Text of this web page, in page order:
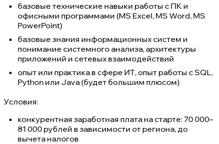
базовые технические навыки работы с ПК и
офисными программами (MS Excel, MS Word, MS
PowerPoint)
базовые знания информационных систем и
понимание системного анализа, архитектуры
приложений и сетевых взаимодействий
опыт или практика в сфере ИТ, опыт работы с SQL,
Python или Java (будет большим плюсом)
Условия:
конкурентная заработная плата на старте: 70 000–
81 000 рублей в зависимости от региона, до
вычета налогов